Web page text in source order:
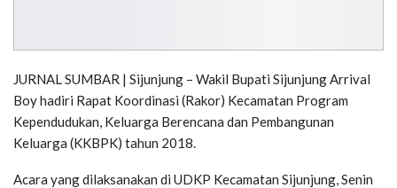
JURNAL SUMBAR | Sijunjung – Wakil Bupati Sijunjung Arrival
Boy hadiri Rapat Koordinasi (Rakor) Kecamatan Program
Kependudukan, Keluarga Berencana dan Pembangunan
Keluarga (KKBPK) tahun 2018.
Acara yang dilaksanakan di UDKP Kecamatan Sijunjung, Senin